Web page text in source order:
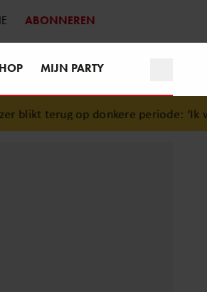
ABONNEREN
MIJN PARTY
blikt terug op donkere periode: ‘Ik